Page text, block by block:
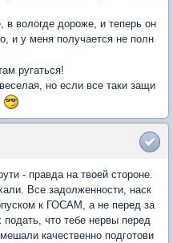
в вологде дороже, и теперь он
и у меня получается не полн
ругаться!
но если все таки защи
- правда на твоей стороне.
Все задолженности, наск
к ГОСАМ, а не перед за
что тебе нервы перед
качественно подготови